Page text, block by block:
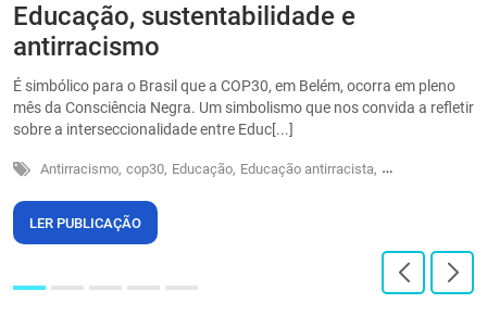
Educação, sustentabilidade e
antirracismo
É simbólico para o Brasil que a COP30, em Belém, ocorra em pleno
mês da Consciência Negra. Um simbolismo que nos convida a refletir
sobre a interseccionalidade entre Educ[...]
Antirracismo, cop30, Educação, Educação antirracista, Sustentabilidade
LER PUBLICAÇÃO